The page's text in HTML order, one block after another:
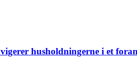
husholdningerne i et